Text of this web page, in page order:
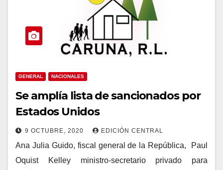
GENERAL NACIONALES
Se amplía lista de sancionados por
Estados Unidos
9 OCTUBRE, 2020 EDICIÓN CENTRAL
Ana Julia Guido, fiscal general de la República, Paul
Oquist Kelley ministro-secretario privado para